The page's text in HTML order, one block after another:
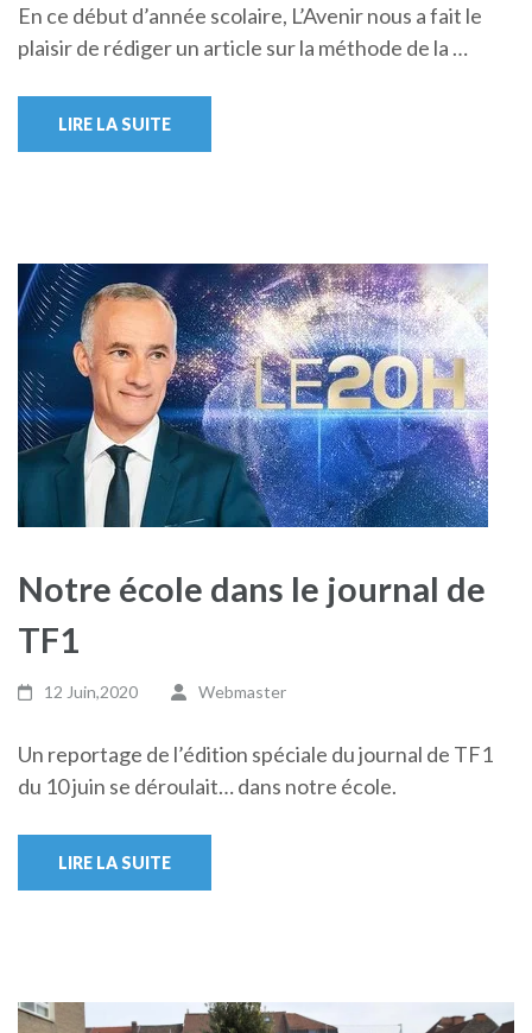
En ce début d’année scolaire, L’Avenir nous a fait le
plaisir de rédiger un article sur la méthode de la …
LIRE LA SUITE
Notre école dans le journal de
TF1
12 Juin,2020 Webmaster
Un reportage de l’édition spéciale du journal de TF1
du 10 juin se déroulait… dans notre école.
LIRE LA SUITE